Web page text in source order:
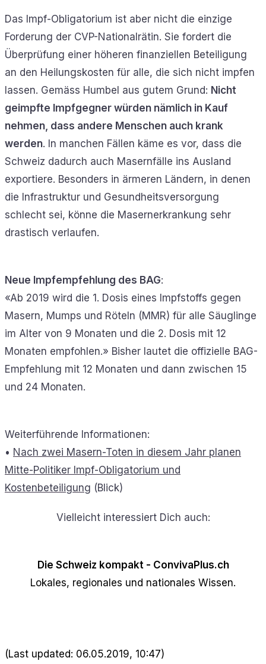
Das Impf-Obligatorium ist aber nicht die einzige
Forderung der CVP-Nationalrätin. Sie fordert die
Überprüfung einer höheren finanziellen Beteiligung
an den Heilungskosten für alle, die sich nicht impfen
lassen. Gemäss Humbel aus gutem Grund: Nicht
geimpfte Impfgegner würden nämlich in Kauf
nehmen, dass andere Menschen auch krank
werden. In manchen Fällen käme es vor, dass die
Schweiz dadurch auch Masernfälle ins Ausland
exportiere. Besonders in ärmeren Ländern, in denen
die Infrastruktur und Gesundheitsversorgung
schlecht sei, könne die Masernerkrankung sehr
drastisch verlaufen.
Neue Impfempfehlung des BAG:
«Ab 2019 wird die 1. Dosis eines Impfstoffs gegen
Masern, Mumps und Röteln (MMR) für alle Säuglinge
im Alter von 9 Monaten und die 2. Dosis mit 12
Monaten empfohlen.» Bisher lautet die offizielle BAG-
Empfehlung mit 12 Monaten und dann zwischen 15
und 24 Monaten.
Weiterführende Informationen:
• Nach zwei Masern-Toten in diesem Jahr planen
Mitte-Politiker Impf-Obligatorium und
Kostenbeteiligung (Blick)
Vielleicht interessiert Dich auch:
Die Schweiz kompakt - ConvivaPlus.ch
Lokales, regionales und nationales Wissen.
(Last updated: 06.05.2019, 10:47)